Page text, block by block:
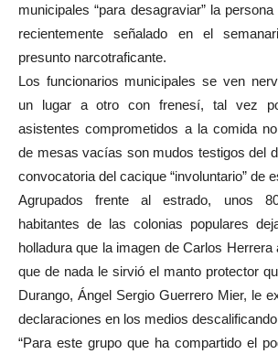
municipales “para desagraviar” la
recientemente señalado en el
presunto narcotraficante.
Los funcionarios municipales se ven
un lugar a otro con frenesí, tal vez
asistentes comprometidos a la comida
de mesas vacías son mudos testigos del
convocatoria del cacique “involuntario” de
Agrupados frente al estrado, unos
habitantes de las colonias populares
holladura que la imagen de Carlos Herrera
que de nada le sirvió el manto protector
Durango, Ángel Sergio Guerrero Mier, le
declaraciones en los medios
“Para este grupo que ha compartido el